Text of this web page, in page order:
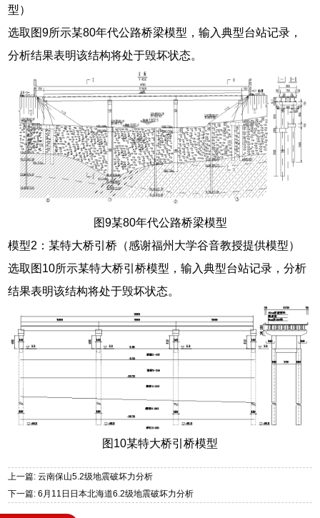
型）
选取图9所示某80年代公路桥梁模型，输入典型台站记录，
分析结果表明该结构将处于毁坏状态。
图9某80年代公路桥梁模型
模型2：某特大桥引桥（感谢福州大学谷音教授提供模型）
选取图10所示某特大桥引桥模型，输入典型台站记录，分析
结果表明该结构将处于毁坏状态。
图10某特大桥引桥模型
上一篇: 云南保山5.2级地震破坏力分析
下一篇: 6月11日日本北海道6.2级地震破坏力分析